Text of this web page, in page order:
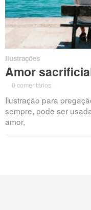
Ilustrações
Amor
0 comentários
Ilustração para
sempre, pode ser
amor,